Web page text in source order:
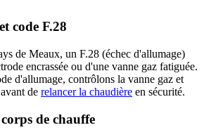
code F.28
de Meaux, un F.28 (échec d'allumage)
encrassée ou d'une vanne gaz fatiguée.
d'allumage, contrôlons la vanne gaz et
de relancer la chaudière en sécurité.
de chauffe